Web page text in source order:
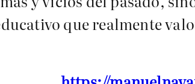
que realmente